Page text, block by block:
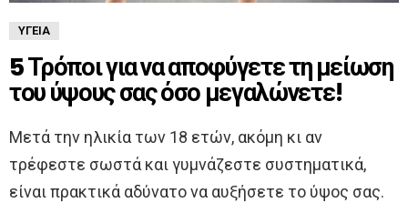
ΥΓΕΊΑ
5 Τρόποι για να αποφύγετε τη μείωση
του ύψους σας όσο μεγαλώνετε!
Μετά την ηλικία των 18 ετών, ακόμη κι αν
τρέφεστε σωστά και γυμνάζεστε συστηματικά,
είναι πρακτικά αδύνατο να αυξήσετε το ύψος σας.